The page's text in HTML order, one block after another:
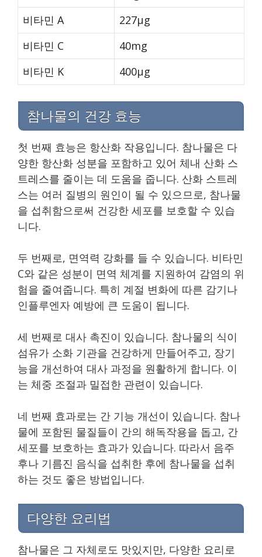
비타민 A
227μg
비타민 C
40mg
비타민 K
400μg
참나물의 건강 효능
첫 번째 효능은 항산화 작용입니다. 참나물은 다
양한 항산화 성분을 포함하고 있어 체내 산화 스
트레스를 줄이는 데 도움을 줍니다. 산화 스트레
스는 여러 질병의 원인이 될 수 있으므로, 참나물
을 섭취함으로써 건강한 세포를 보호할 수 있습
니다.
두 번째로, 면역력 강화를 들 수 있습니다. 비타민
C와 같은 성분이 면역 체계를 지원하여 감염의 위
험을 줄여줍니다. 특히 계절 변화에 따른 감기나
인플루엔자 예방에 큰 도움이 됩니다.
세 번째로 대사 촉진이 있습니다. 참나물의 식이
섬유가 소화 기관을 건강하게 만들어주고, 장기
능을 개선하여 대사 과정을 원활하게 합니다. 이
는 체중 조절과 밀접한 관련이 있습니다.
네 번째 효과로는 간 기능 개선이 있습니다. 참나
물에 포함된 물질들이 간의 해독작용을 돕고, 간
세포를 보호하는 효과가 있습니다. 따라서 음주
후나 기름진 음식을 섭취한 후에 참나물을 섭취
하는 것도 좋은 방법입니다.
다양한 요리법
참나물은 그 자체로도 맛있지만, 다양한 요리로